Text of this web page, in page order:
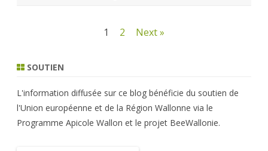
articles
1 2 Next »
SOUTIEN
L'information diffusée sur ce blog bénéficie du soutien de
l'Union européenne et de la Région Wallonne via le
Programme Apicole Wallon et le projet BeeWallonie.